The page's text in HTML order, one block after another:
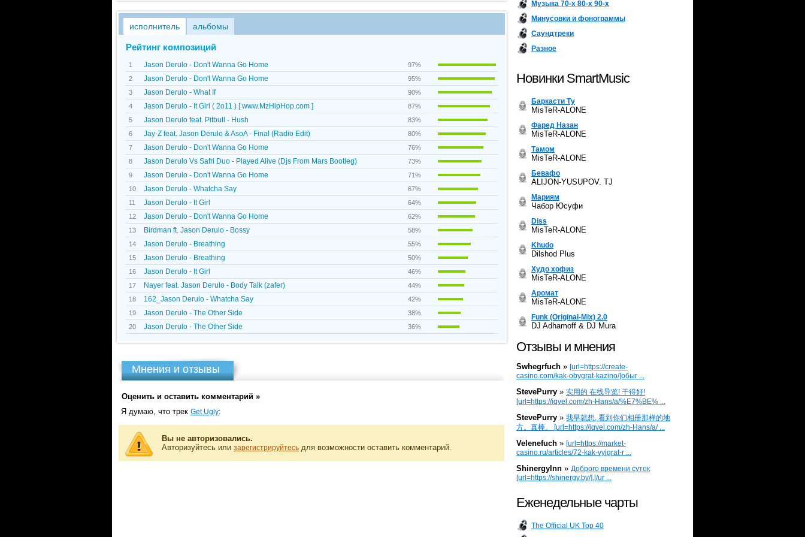
исполнитель альбомы
Рейтинг композиций
1 Jason Derulo - Don't Wanna Go Home
97%
2
Jason Derulo - Don't Wanna Go Home
95%
3
Jason Derulo - What If
90%
4
Jason Derulo - It Girl ( 2o11 ) [ www.MzHipHop.com ]
87%
5
Jason Derulo feat. Pitbull - Hush
83%
6
Jay-Z feat. Jason Derulo & AsoA - Final (Radio Edit)
80%
7
Jason Derulo - Don't Wanna Go Home
76%
8
Jason Derulo Vs Safri Duo - Played Alive (Djs From Mars Bootleg)
73%
9
Jason Derulo - Don't Wanna Go Home
71%
10
Jason Derulo - Whatcha Say
67%
11
Jason Derulo - It Girl
64%
12
Jason Derulo - Don't Wanna Go Home
62%
13
Birdman ft. Jason Derulo - Bossy
58%
14
Jason Derulo - Breathing
55%
15
Jason Derulo - Breathing
50%
16
Jason Derulo - It Girl
46%
17
Nayer feat. Jason Derulo - Body Talk (zafer)
44%
18
162_Jason Derulo - Whatcha Say
42%
19
Jason Derulo - The Other Side
38%
20
Jason Derulo - The Other Side 36%
Мнения и отзывы
Оценить и оставить комментарий »
Я думаю, что трек Get Ugly:
Вы не авторизовались.
Авторизуйтесь или зарегистрируйтесь для возможности оставить комментарий.
Музыка 70-х 80-х 90-х
Минусовки и фонограммы
Саундтреки
Разное
Новинки SmartMusic
Баркасти Ту
MisTeR-ALONE
Фаред Назан
MisTeR-ALONE
Тамом
MisTeR-ALONE
Бевафо
ALIJON-YUSUPOV. TJ
Мариям
Чабор Юсуфи
Diss
MisTeR-ALONE
Khudo
Dilshod Plus
Худо хофиз
MisTeR-ALONE
Аромат
MisTeR-ALONE
Funk (Original-Mix) 2.0
DJ Adhamoff & DJ Mura
Отзывы и мнения
Swhegrfuch » [url=https://create-
casino.com/kak-obygrat-kazino/]обыг ...
StevePurry » 实用的 在线导览! 干得好!
[url=https://iqvel.com/zh-Hans/a/%E7%BE% ...
StevePurry » 我早就想, 看到你们相册那样的地
方。真棒。 [url=https://iqvel.com/zh-Hans/a/ ...
Velenefuch » [url=https://market-
casino.ru/articles/72-kak-vyigrat-r ...
Shinergylnn » Доброго времени суток
[url=https://shinergy.by/].[/ur ...
Еженедельные чарты
The Official UK Top 40